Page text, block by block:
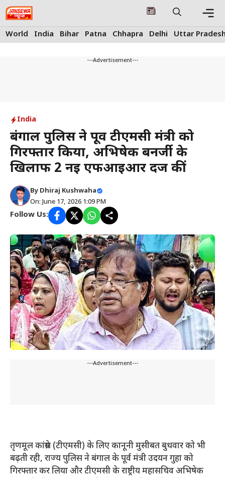
Skip
to
content
World India Bihar Patna Chhapra Delhi Uttar
---Advertisement---
India
बंगाल पुलिस ने पूर्व टीएमसी मंत्री को
गिरफ्तार किया, अभिषेक बनर्जी के
खिलाफ 2 नई एफआईआर दर्ज कीं
By Dhiraj Kushwaha
On: June 17, 2026 1:09 PM
Follow Us:
---Advertisement---
तृणमूल कांग्रेस (टीएमसी) के लिए कानूनी मुसीबत बुधवार को भी
बढ़ती रही, राज्य पुलिस ने बंगाल के पूर्व मंत्री उदयन गुहा को
गिरफ्तार कर लिया और टीएमसी के राष्ट्रीय महासचिव अभिषेक